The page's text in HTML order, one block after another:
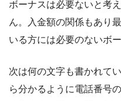
ボーナスは必要ないと考
ん。入金額の関係もあり
いる方には必要のないボ
次は何の文字も書かれて
ら分かるように電話番号